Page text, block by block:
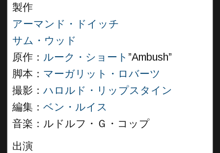
製作
アーマンド・ドイッチ
サム・ウッド
原作： ルーク・ショート ”Ambush”
脚本： マーガリット・ロバーツ
撮影： ハロルド・リップスタイン
編集： ベン・ルイス
音楽：ルドルフ・Ｇ・コップ
出演